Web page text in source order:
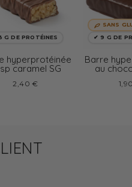
G DE PROTÉINES
hyperprotéinée
caramel SG
2,40 €
SANS
✔ 9 G DE
Barre
au